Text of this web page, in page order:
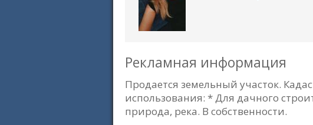
Рекламная информация
Продается земельный участок.
использования: * Для дачного
природа, река. В собственности.